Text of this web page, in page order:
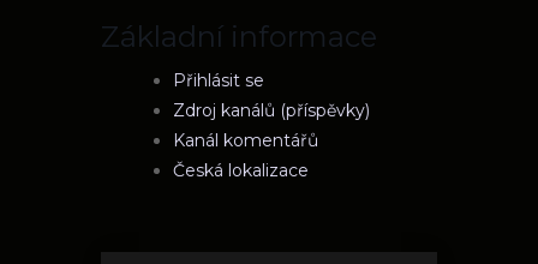
Základní informace
Přihlásit se
Zdroj kanálů (příspěvky)
Kanál komentářů
Česká lokalizace